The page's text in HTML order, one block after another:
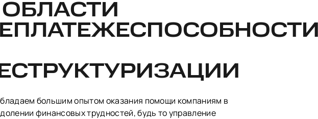
ОБЛАСТИ
большим опытом оказания помощи компаниям в
финансовых трудностей, будь то управление